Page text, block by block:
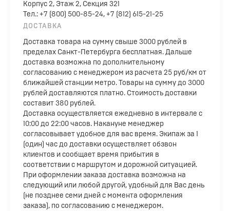
Корпус 2, Этаж 2, Секция 321
Тел.: +7 (800) 500-85-24, +7 (812) 615-21-25
ДОСТАВКА
Доставка товара на сумму свыше 3000 рублей в
пределах Санкт-Петербурга бесплатная. Дальше
доставка возможна по дополнительному
согласованию с менеджером из расчета 25 руб/км от
ближайшей станции метро. Товары на сумму до 3000
рублей доставляются платно. Стоимость доставки
составит 380 рублей.
Доставка осуществляется ежедневно в интервале с
10:00 до 22:00 часов. Накануне менеджер
согласовывает удобное для вас время. Экипаж за 1
(один) час до доставки осуществляет обзвон
клиентов и сообщает время прибытия в
соответствии с маршрутом и дорожной ситуацией.
При оформлении заказа доставка возможна на
следующий или любой другой, удобный для Вас день
(не позднее семи дней с момента оформления
заказа), по согласованию с менеджером.